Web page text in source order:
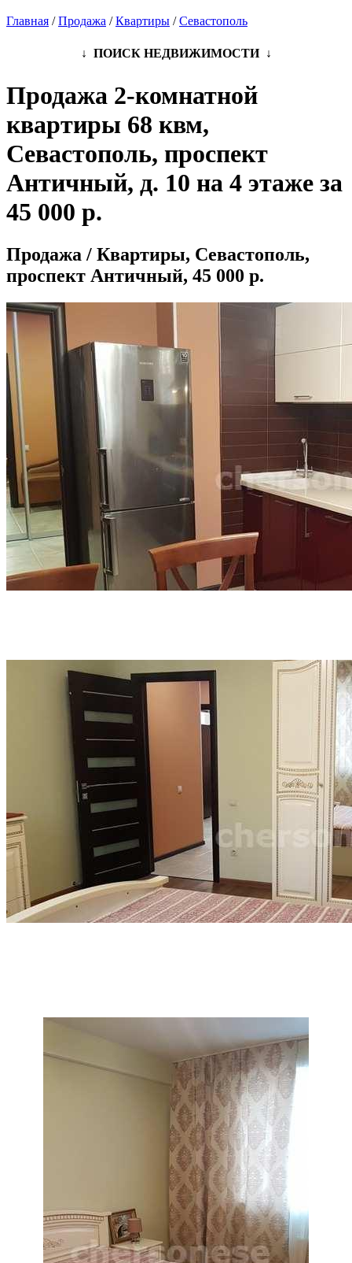
Главная /Продажа /Квартиры /Севастополь
↓ ПОИСК НЕДВИЖИМОСТИ ↓
Продажа 2-комнатной
квартиры 68 квм,
Севастополь, проспект
Античный, д. 10 на 4 этаже за
45 000 р.
Продажа / Квартиры, Севастополь,
проспект Античный, 45 000 р.